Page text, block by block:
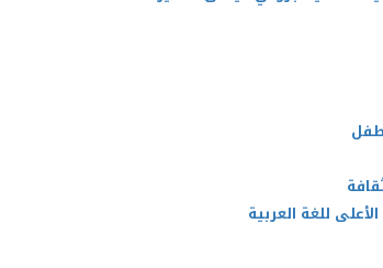
للغة العربية